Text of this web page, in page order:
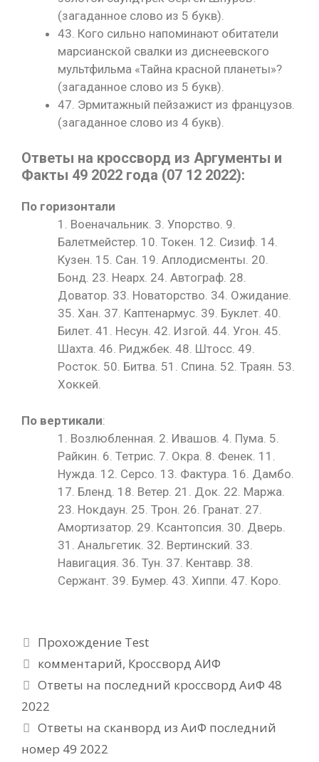
(загаданное слово из 5 букв).
43. Кого сильно напоминают обитатели
марсианской свалки из диснеевского
мультфильма «Тайна красной планеты»?
(загаданное слово из 5 букв).
47. Эрмитажный пейзажист из французов.
(загаданное слово из 4 букв).
Ответы на кроссворд из Аргументы и
Факты 49 2022 года (07 12 2022):
По горизонтали
1. Военачальник. 3. Упорство. 9.
Балетмейстер. 10. Токен. 12. Сизиф. 14.
Кузен. 15. Сан. 19. Аплодисменты. 20.
Бонд. 23. Неарх. 24. Автограф. 28.
Доватор. 33. Новаторство. 34. Ожидание.
35. Хан. 37. Каптенармус. 39. Буклет. 40.
Билет. 41. Несун. 42. Изгой. 44. Угон. 45.
Шахта. 46. Риджбек. 48. Штосс. 49.
Росток. 50. Битва. 51. Спина. 52. Траян. 53.
Хоккей.
По вертикали:
1. Возлюбленная. 2. Ивашов. 4. Пума. 5.
Райкин. 6. Тетрис. 7. Окра. 8. Фенек. 11.
Нужда. 12. Серсо. 13. Фактура. 16. Дамбо.
17. Бленд. 18. Ветер. 21. Док. 22. Маржа.
23. Нокдаун. 25. Трон. 26. Гранат. 27.
Амортизатор. 29. Ксантопсия. 30. Дверь.
31. Анальгетик. 32. Вертинский. 33.
Навигация. 36. Тун. 37. Кентавр. 38.
Сержант. 39. Бумер. 43. Хиппи. 47. Коро.
Рубрики
Прохождение Test
Метки
комментарий, Кроссворд АИФ
Ответы на последний кроссворд АиФ 48
2022
Ответы на сканворд из АиФ последний
номер 49 2022